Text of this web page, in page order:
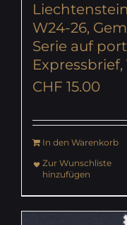
W24-26,
Serie auf
Expressbrief,
CHF 15.00
In den Warenkorb
Zur Wunschliste
hinzufügen